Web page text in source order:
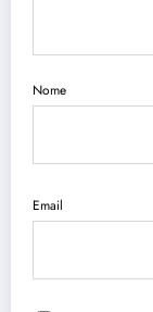
Nome
Email